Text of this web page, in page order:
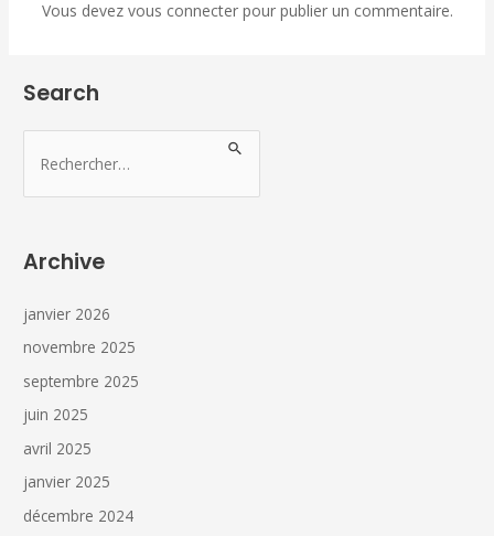
Vous devez vous connecterpour publier un commentaire.
Search
Archive
janvier 2026
novembre 2025
septembre 2025
juin 2025
avril 2025
janvier 2025
décembre 2024